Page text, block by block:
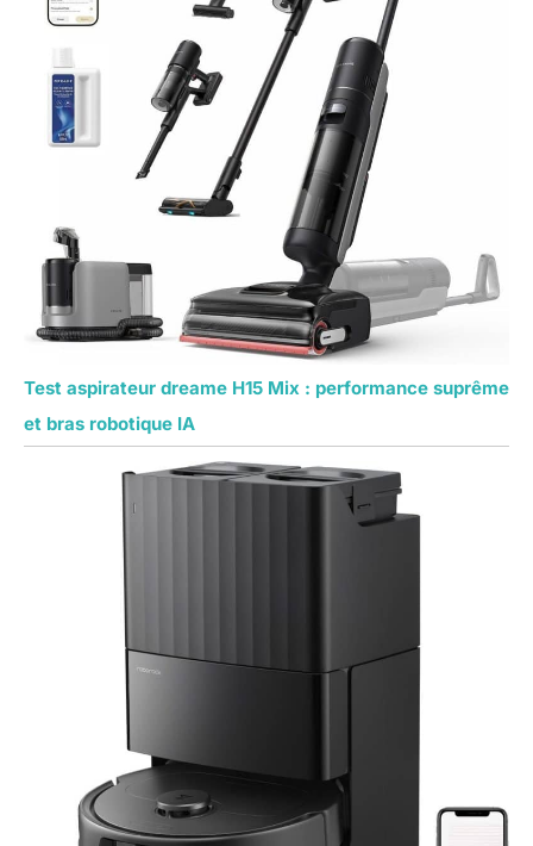
Test aspirateur dreame H15 Mix : performance suprême
et bras robotique IA